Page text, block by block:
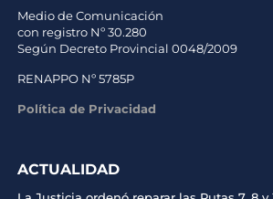
Medio de Comunicación
con registro Nº 30.280
Según Decreto Provincial 0048/2009
RENAPPO Nº 5785P
Política de Privacidad
ACTUALIDAD